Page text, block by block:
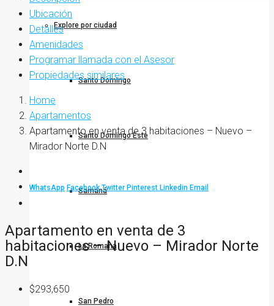
Explore por ciudad
Santo Domingo
Santo Domingo Este
Samaná
La Romana
San Pedro
Ubicación
Detalles
Amenidades
Programar llamada con el Asesor
Propiedades similares
Home
Apartamentos
Apartamento en venta de 3 habitaciones – Nuevo –
Mirador Norte D.N
WhatsApp FacebookTwitter Pinterest Linkedin Email
Apartamento en venta de 3
habitaciones – Nuevo – Mirador Norte
D.N
$293,650